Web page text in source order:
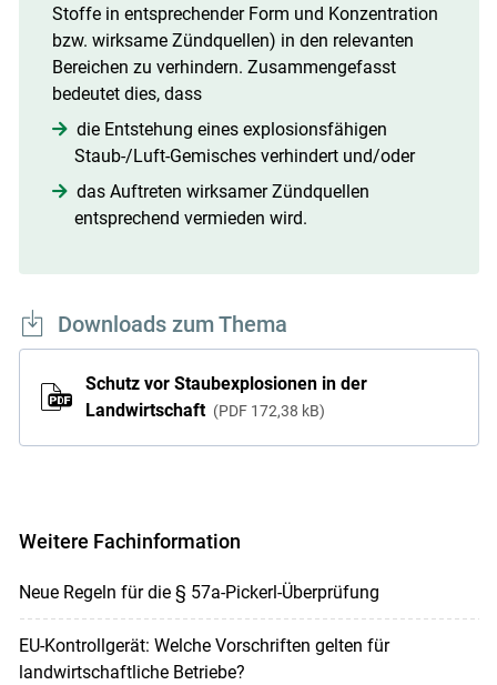
Stoffe in entsprechender Form und Konzentration
bzw. wirksame Zündquellen) in den relevanten
Bereichen zu verhindern. Zusammengefasst
bedeutet dies, dass
die Entstehung eines explosionsfähigen
Staub-/Luft-Gemisches verhindert und/oder
das Auftreten wirksamer Zündquellen
entsprechend vermieden wird.
Downloads zum Thema
Schutz vor Staubexplosionen in der
Landwirtschaft
PDF 172,38 kB
Weitere Fachinformation
Neue Regeln für die § 57a-Pickerl-Überprüfung
EU-Kontrollgerät: Welche Vorschriften gelten für
landwirtschaftliche Betriebe?